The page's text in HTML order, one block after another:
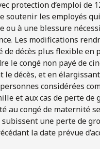
protection d’emploi de
soutenir les employés
ou à une blessure
Les modifications
de décès plus flexible en
le congé non payé de
le décès, et en élargissant
considérées
et aux cas de perte de
au congé de maternité
une perte de
la date prévue